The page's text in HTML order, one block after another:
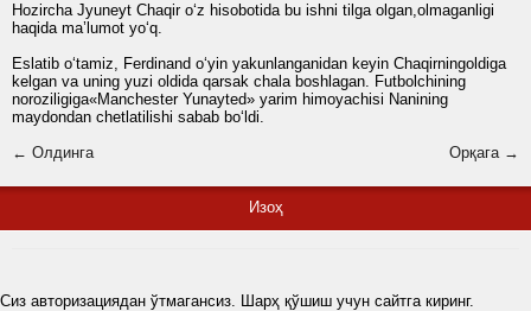
Hozircha Jyuneyt Chaqir o‘z hisobotida bu ishni tilga olgan,olmaganligi
haqida ma’lumot yo‘q.
Eslatib o‘tamiz, Ferdinand o‘yin yakunlanganidan keyin Chaqirningoldiga
kelgan va uning yuzi oldida qarsak chala boshlagan. Futbolchining
noroziligiga«Manchester Yunayted» yarim himoyachisi Nanining
maydondan chetlatilishi sabab bo‘ldi.
← Олдинга
Орқага →
Изоҳ
Сиз авторизациядан ўтмагансиз. Шарҳ қўшиш учун сайтга киринг.